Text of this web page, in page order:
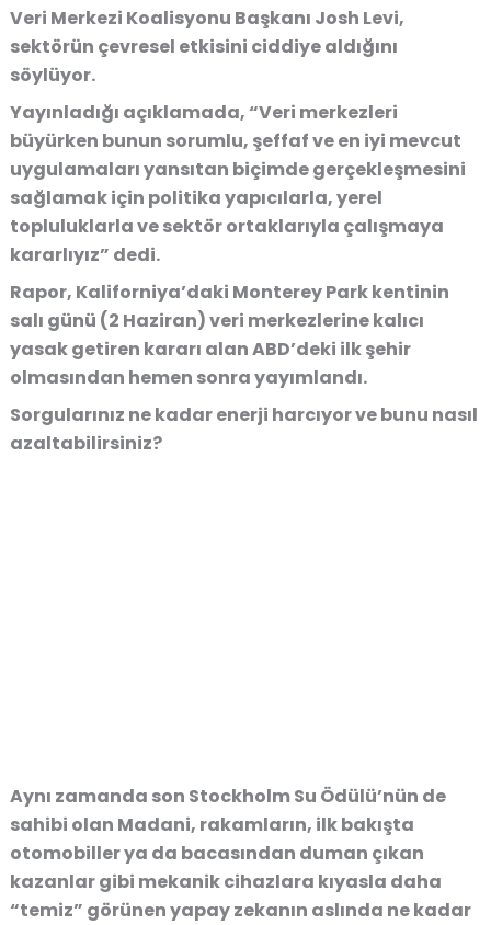
Veri Merkezi Koalisyonu Başkanı Josh Levi,
sektörün çevresel etkisini ciddiye aldığını
söylüyor.
Yayınladığı açıklamada, “Veri merkezleri
büyürken bunun sorumlu, şeffaf ve en iyi mevcut
uygulamaları yansıtan biçimde gerçekleşmesini
sağlamak için politika yapıcılarla, yerel
topluluklarla ve sektör ortaklarıyla çalışmaya
kararlıyız” dedi.
Rapor, Kaliforniya’daki Monterey Park kentinin
salı günü (2 Haziran) veri merkezlerine kalıcı
yasak getiren kararı alan ABD’deki ilk şehir
olmasından hemen sonra yayımlandı.
Sorgularınız ne kadar enerji harcıyor ve bunu nasıl
azaltabilirsiniz?
Aynı zamanda son Stockholm Su Ödülü’nün de
sahibi olan Madani, rakamların, ilk bakışta
otomobiller ya da bacasından duman çıkan
kazanlar gibi mekanik cihazlara kıyasla daha
“temiz” görünen yapay zekanın aslında ne kadar